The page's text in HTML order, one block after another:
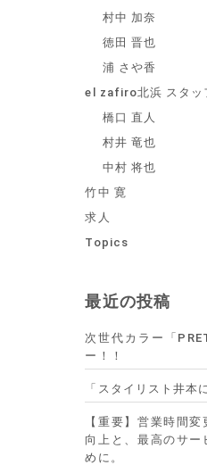
村中 加奈
徳田 晋也
浦 さや香
el zafiro北浜 スタッ
橋口 直人
村井 竜也
中村 将也
竹中 寛
求人
Topics
最近の投稿
次世代カラー「
ー！！
「スタイリスト井本
【重要】営業時間
向上と、最高のサー
めに。